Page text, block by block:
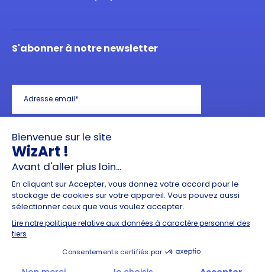
S'abonner à notre newsletter
J'ai lu et j'accepte les mentions légales liées à
l'usage de mes données dans le cadre GDPR *
2022 – © Artelia Group – Termes et conditions